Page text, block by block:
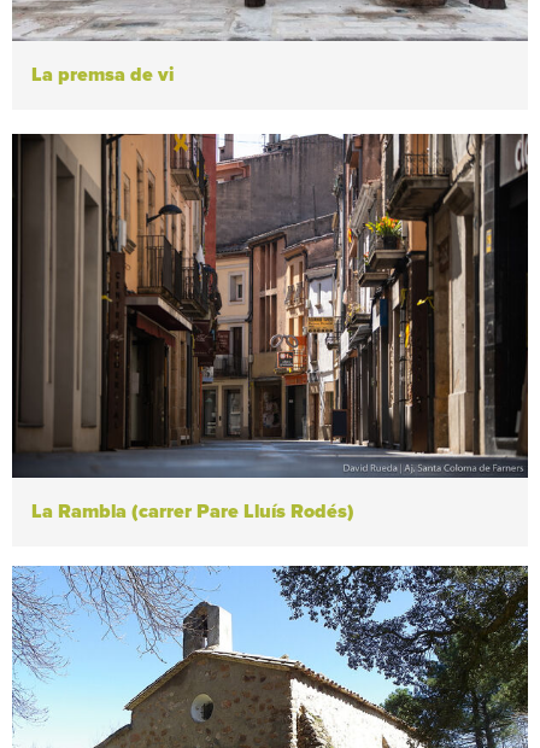
La premsa de vi
La Rambla (carrer Pare Lluís Rodés)